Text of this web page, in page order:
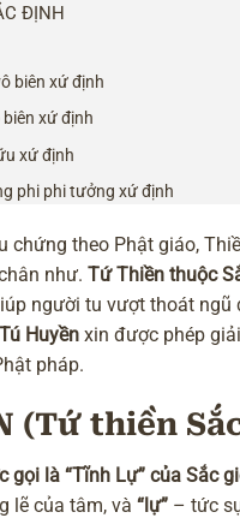
ĐỊNH
biên xứ định
xứ định
xứ định
phi phi tưởng xứ định
chứng theo Phật giáo,
như. Tứ Thiền thuộc
người tu vượt thoát
Huyền xin được phép
pháp.
(Tứ thiền
gọi là “Tĩnh Lự” của Sắc
lẽ của tâm, và “lự” – tức